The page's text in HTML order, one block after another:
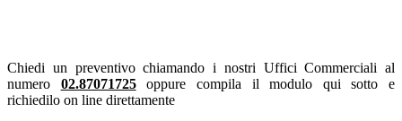
Chiedi un preventivo chiamando i nostri Uffici Commerciali al
numero 02.87071725oppure compila il modulo qui sotto e
richiedilo on line direttamente